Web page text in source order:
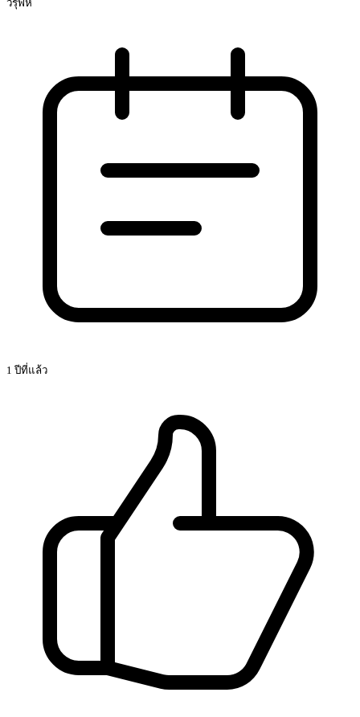
วิรุฬห์
1 ปีที่แล้ว